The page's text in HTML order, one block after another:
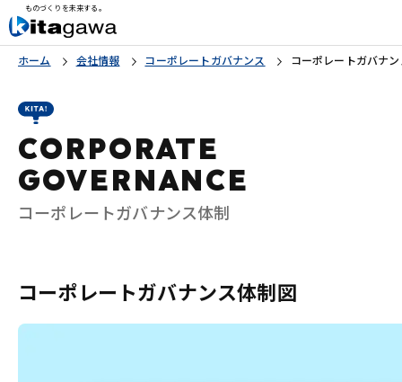
ものづくりを未来する。
ホーム 会社情報 コーポレートガバナンス コーポレートガバナ
CORPORATE
GOVERNANCE
コーポレートガバナンス体制
コーポレートガバナンス体制図